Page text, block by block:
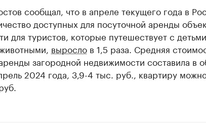
сообщал, что в апреле текущего года в
доступных для посуточной аренды
для туристов, которые путешествует с
вырослов 1,5 раза. Средняя
загородной недвижимости составила в
2024 года, 3,9-4 тыс. руб., квартиру